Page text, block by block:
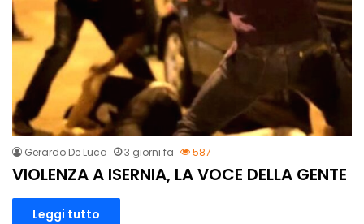
Gerardo De Luca 3 giorni fa 587
VIOLENZA A ISERNIA, LA VOCE DELLA GENTE
Leggi tutto